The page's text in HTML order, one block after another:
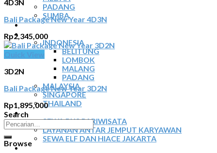
PADANG
SUMBA
TOUR TIGA NEGARA
SEWA MOBIL
INDONESIA
BELITUNG
LOMBOK
MALANG
PADANG
MALAYSIA
SINGAPORE
THAILAND
SEWA BUS
SEWA BUS PARIWISATA
LAYANAN ANTAR JEMPUT KARYAWAN
SEWA ELF DAN HIACE JAKARTA
TIKET ATRAKSI
4D3N
Bali Package New Year 4D3N
Rp2,345,000
3D2N
Bali Package New Year 3D2N
Rp1,895,000
Search
Pencarian
untuk:
Browse